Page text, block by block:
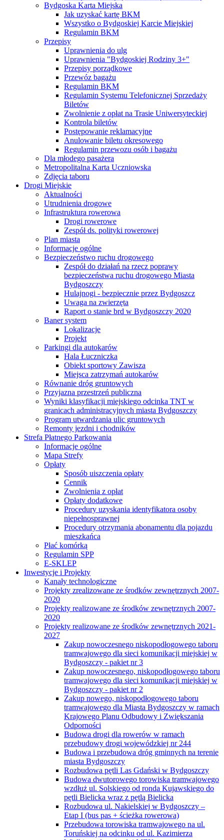
Bydgoska Karta Miejska
Jak uzyskać kartę BKM
Wszystko o Bydgoskiej Karcie Miejskiej
Regulamin BKM
Przepisy
Uprawnienia do ulg
Uprawnienia "Bydgoskiej Rodziny 3+"
Przepisy porządkowe
Przewóz bagażu
Regulamin BKM
Regulamin Systemu Telefonicznej Sprzedaży
Biletów
Zwolnienie z opłat na Trasie Uniwersyteckiej
Kontrola biletów
Postępowanie reklamacyjne
Anulowanie biletu okresowego
Regulamin przewozu osób i bagażu
Dla młodego pasażera
Metropolitalna Karta Uczniowska
Zdjęcia taboru
Drogi Miejskie
Aktualności
Utrudnienia drogowe
Infrastruktura rowerowa
Drogi rowerowe
Zespół ds. polityki rowerowej
Plan miasta
Informacje ogólne
Bezpieczeństwo ruchu drogowego
Zespół do działań na rzecz poprawy
bezpieczeństwa ruchu drogowego Miasta
Bydgoszczy
Hulajnogi - bezpiecznie przez Bydgoszcz
Uwaga na zwierzęta
Raport o stanie brd w Bydgoszczy 2020
Baner system
Lokalizacje
Projekt
Parkingi dla autokarów
Hala Łuczniczka
Obiekt sportowy Zawisza
Miejsca zatrzymań autokarów
Równanie dróg gruntowych
Przyjazna przestrzeń publiczna
Wyniki klasyfikacji miejskiego odcinka TNT w
granicach administracyjnych miasta Bydgoszczy
Program utwardzania ulic gruntowych
Remonty jezdni i chodników
Strefa Płatnego Parkowania
Informacje ogólne
Mapa Strefy
Opłaty
Sposób uiszczenia opłaty
Cennik
Zwolnienia z opłat
Opłaty dodatkowe
Procedury uzyskania identyfikatora osoby
niepełnosprawnej
Procedury otrzymania abonamentu dla pojazdu
mieszkańca
Płać komórką
Regulamin SPP
E-SKLEP
Inwestycje i Projekty
Kanały technologiczne
Projekty zrealizowane ze środków zewnętrznych 2007-
2020
Projekty realizowane ze środków zewnętrznych 2007-
2020
Projekty realizowane ze środków zewnętrznych 2021-
2027
Zakup nowoczesnego niskopodłogowego taboru
tramwajowego dla sieci komunikacji miejskiej w
Bydgoszczy - pakiet nr 3
Zakup nowoczesnego, niskopodłogowego taboru
tramwajowego dla sieci komunikacji miejskiej w
Bydgoszczy - pakiet nr 2
Zakup nowego, niskopodłogowego taboru
tramwajowego dla Miasta Bydgoszczy w ramach
Krajowego Planu Odbudowy i Zwiększania
Odporności
Budowa drogi dla rowerów w ramach
przebudowy drogi wojewódzkiej nr 244
Budowa i przebudowa dróg gminnych na terenie
miasta Bydgoszczy
Rozbudowa pętli Las Gdański w Bydgoszczy
Budowa dwutorowego torowiska tramwajowego
wzdłuż ul. Solskiego od ronda Kujawskiego do
pętli Bielicka wraz z pętlą Bielicka
Rozbudowa ul. Nakielskiej w Bydgoszczy –
Etap I (bus pas + ścieżka rowerowa)
Przebudowa torowiska tramwajowego na ul.
Toruńskiej na odcinku od ul. Kazimierza